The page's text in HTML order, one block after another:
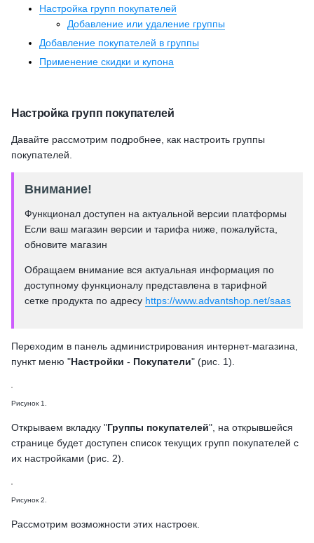
Настройка групп покупателей
Добавление или удаление группы
Добавление покупателей в группы
Применение скидки и купона
Настройка групп покупателей
Давайте рассмотрим подробнее, как настроить группы
покупателей.
Внимание!
Функционал доступен на актуальной версии платформы
Если ваш магазин версии и тарифа ниже, пожалуйста,
обновите магазин
Обращаем внимание вся актуальная информация по
доступному функционалу представлена в тарифной
сетке продукта по адресу https://www.advantshop.net/saas
Переходим в панель администрирования интернет-магазина,
пункт меню "Настройки - Покупатели" (рис. 1).
Рисунок 1.
Открываем вкладку "Группы покупателей", на открывшейся
странице будет доступен список текущих групп покупателей с
их настройками (рис. 2).
Рисунок 2.
Рассмотрим возможности этих настроек.